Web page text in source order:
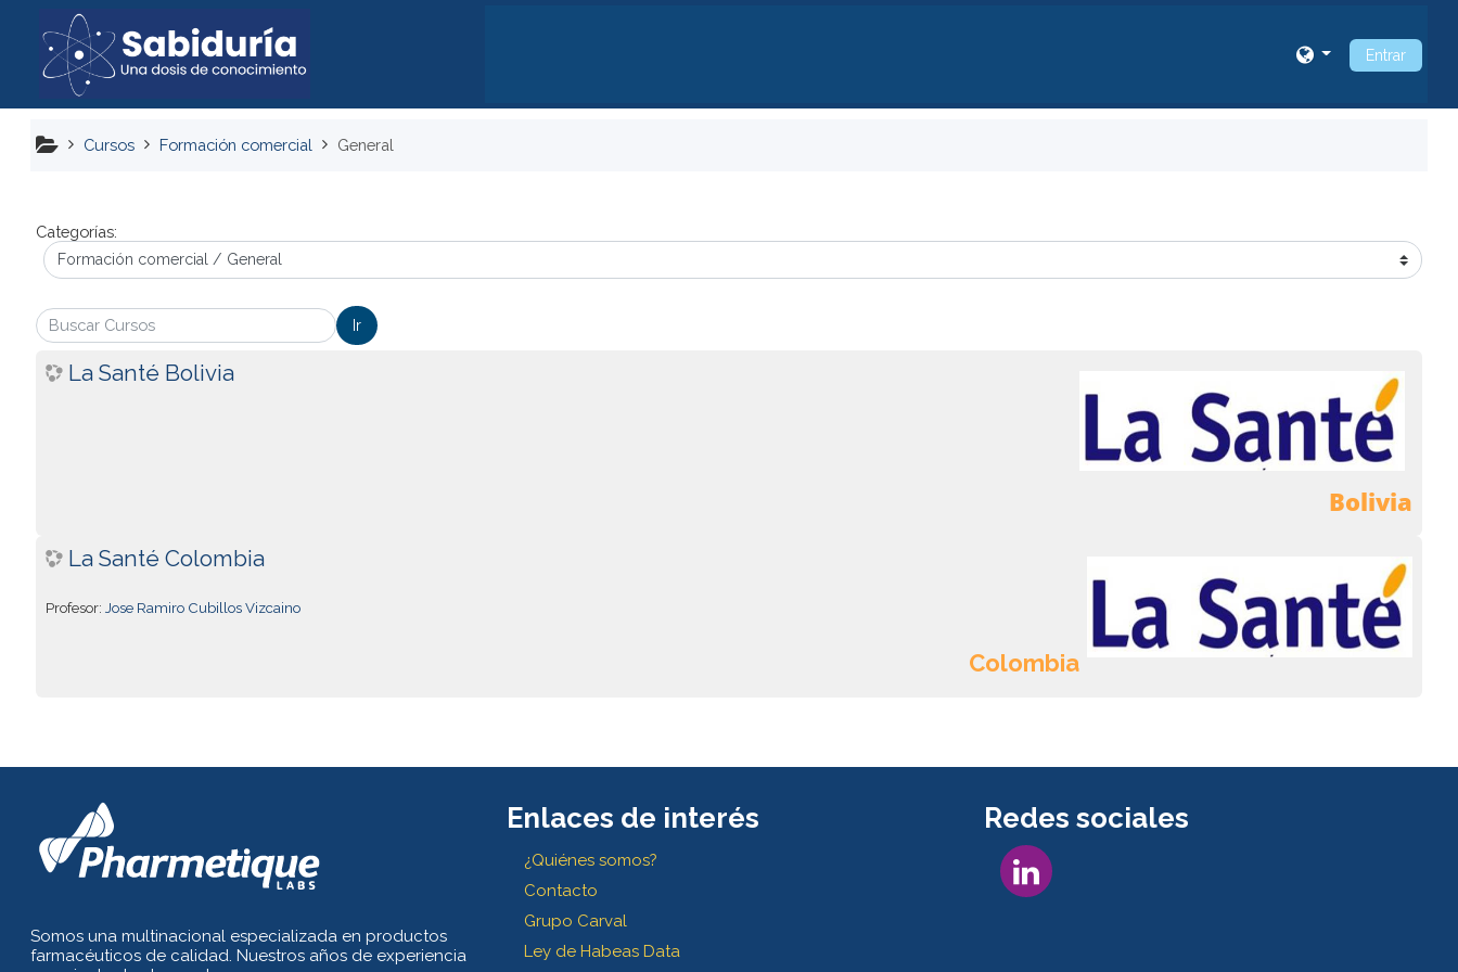
Entrar
Cursos Formación comercial General
Categorías:
Cursos Ir
La Santé Bolivia
Bolivia
La Santé Colombia
Colombia
Profesor: Jose Ramiro Cubillos Vizcaino
Somos una multinacional especializada en productos
farmacéuticos de calidad. Nuestros años de experiencia
Enlaces de interés
¿Quiénes somos?
Contacto
Grupo Carval
Ley de Habeas Data
Redes sociales